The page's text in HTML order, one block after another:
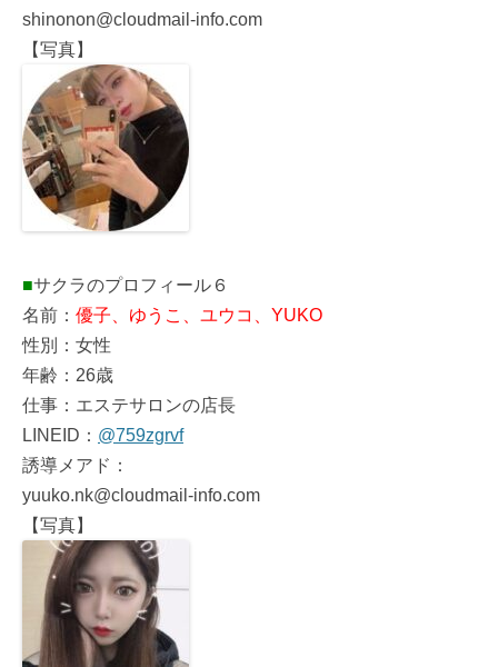
shinonon@cloudmail-info.com
【写真】
■サクラのプロフィール６
名前： 優子、ゆうこ、ユウコ、YUKO
性別：女性
年齢：26歳
仕事：エステサロンの店長
LINEID： @759zgrvf
誘導メアド：
yuuko.nk@cloudmail-info.com
【写真】